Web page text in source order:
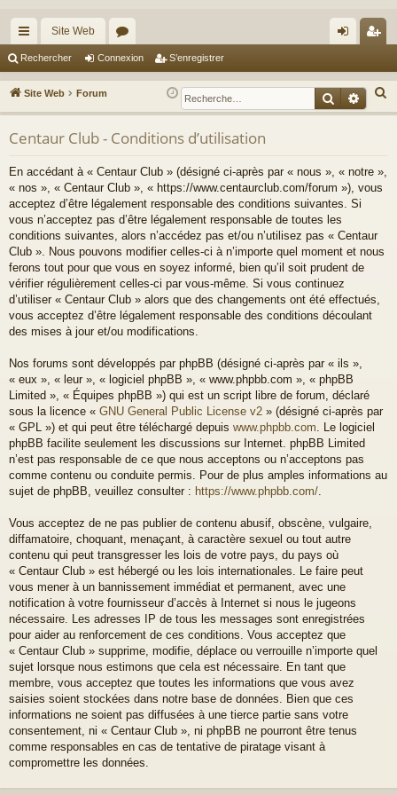
cc
ès
ra
pi
Site Web
or
u
m
s
ne
xi
nr
eg
r
Rechercher Connexion S’enregistrer
Site Web Forum
e
Centaur Club - Conditions d’utilisation
En accédant à « Centaur Club » (désigné ci-après par « nous », « notre »,
« nos », « Centaur Club », « https://www.centaurclub.com/forum »), vous
acceptez d’être légalement responsable des conditions suivantes. Si
vous n’acceptez pas d’être légalement responsable de toutes les
conditions suivantes, alors n’accédez pas et/ou n’utilisez pas « Centaur
Club ». Nous pouvons modifier celles-ci à n’importe quel moment et nous
ferons tout pour que vous en soyez informé, bien qu’il soit prudent de
vérifier régulièrement celles-ci par vous-même. Si vous continuez
d’utiliser « Centaur Club » alors que des changements ont été effectués,
vous acceptez d’être légalement responsable des conditions découlant
des mises à jour et/ou modifications.
Nos forums sont développés par phpBB (désigné ci-après par « ils »,
« eux », « leur », « logiciel phpBB », « www.phpbb.com », « phpBB
Limited », « Équipes phpBB ») qui est un script libre de forum, déclaré
sous la licence « GNU General Public License v2 » (désigné ci-après par
« GPL ») et qui peut être téléchargé depuis www.phpbb.com . Le logiciel
phpBB facilite seulement les discussions sur Internet. phpBB Limited
n’est pas responsable de ce que nous acceptons ou n’acceptons pas
comme contenu ou conduite permis. Pour de plus amples informations au
sujet de phpBB, veuillez consulter : https://www.phpbb.com/
Vous acceptez de ne pas publier de contenu abusif, obscène, vulgaire,
diffamatoire, choquant, menaçant, à caractère sexuel ou tout autre
contenu qui peut transgresser les lois de votre pays, du pays où
« Centaur Club » est hébergé ou les lois internationales. Le faire peut
vous mener à un bannissement immédiat et permanent, avec une
notification à votre fournisseur d’accès à Internet si nous le jugeons
nécessaire. Les adresses IP de tous les messages sont enregistrées
pour aider au renforcement de ces conditions. Vous acceptez que
« Centaur Club » supprime, modifie, déplace ou verrouille n’importe quel
sujet lorsque nous estimons que cela est nécessaire. En tant que
membre, vous acceptez que toutes les informations que vous avez
saisies soient stockées dans notre base de données. Bien que ces
informations ne soient pas diffusées à une tierce partie sans votre
consentement, ni « Centaur Club », ni phpBB ne pourront être tenus
comme responsables en cas de tentative de piratage visant à
compromettre les données.